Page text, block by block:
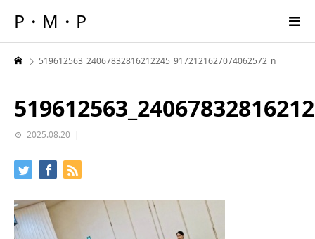
P・M・P
519612563_24067832816212245_9172121627074062572_n
2025.08.20